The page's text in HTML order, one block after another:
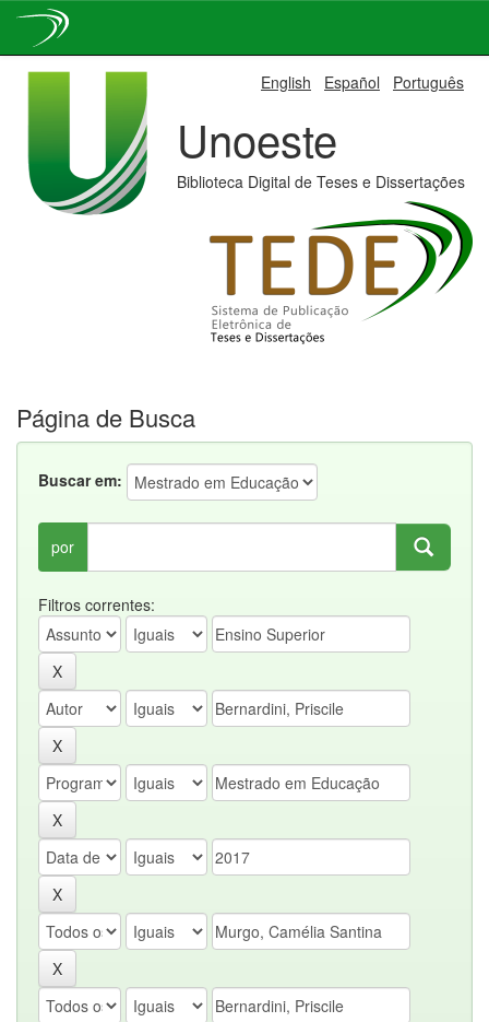
English Español Português
Unoeste
Biblioteca Digital de Teses e Dissertações
Página de Busca
Buscar em:
por
Filtros correntes: